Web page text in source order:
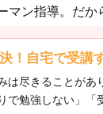
ン指導。だか
！自宅で受講
尽きることがあ
で勉強しない」